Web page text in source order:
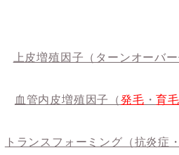
上皮増殖因子（ターンオーバ
血管内皮増殖因子（発毛 ・育毛
トランスフォーミング（抗炎症